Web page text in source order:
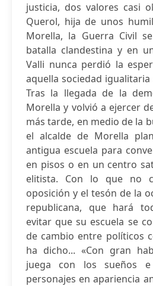
justicia, dos valores casi
Querol, hija de unos
Morella, la Guerra Civil
batalla clandestina y en
Valli nunca perdió la
aquella sociedad
Tras la llegada de la
Morella y volvió a ejercer
más tarde, en medio de la
el alcalde de Morella
antigua escuela para
en pisos o en un centro
elitista. Con lo que no
oposición y el tesón de la
republicana, que hará
evitar que su escuela se
de cambio entre políticos
ha dicho... «Con gran
juega con los sueños
personajes en apariencia